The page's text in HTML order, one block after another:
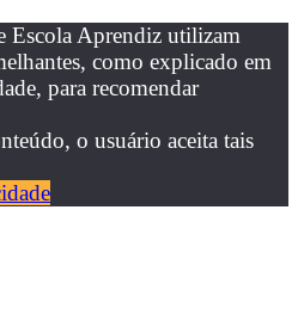
Escola Aprendiz utilizam
como explicado em
para recomendar
o usuário aceita tais